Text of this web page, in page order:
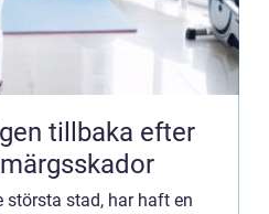
största stad, har haft en